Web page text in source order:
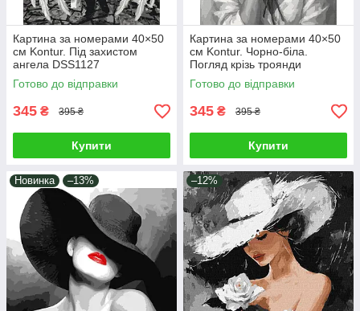
Картина за номерами 40×50
см Kontur. Під захистом
ангела DSS1127
Готово до відправки
345 ₴ 395 ₴
Купити
Картина за номерами 40×50
см Kontur. Чорно-біла.
Погляд крізь троянди
DSS1128
Готово до відправки
345 ₴ 395 ₴
Купити
Новинка –13% –12%